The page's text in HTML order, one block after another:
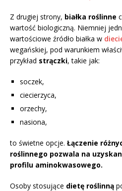
Z drugiej strony, białka roślinne
wartość biologiczną. Niemniej
wartościowe źródło białka w
wegańskiej, pod warunkiem
przykład strączki, takie jak:
soczek,
ciecierzyca,
orzechy,
nasiona,
to świetne opcje. Łączenie
roślinnego pozwala na
profilu aminokwasowego.
Osoby stosujące dietę roślinną